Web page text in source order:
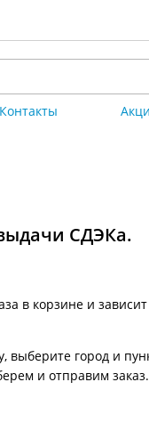
Контакты
СДЭКа.
в корзине и зависит
выберите город и
и отправим заказ.